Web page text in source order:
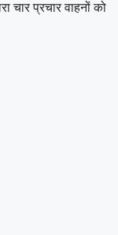
चार प्रचार वाहनों को